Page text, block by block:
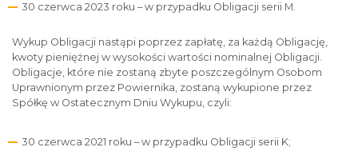
30 czerwca 2023 roku – w przypadku Obligacji serii M.
Wykup Obligacji nastąpi poprzez zapłatę, za każdą Obligację,
kwoty pieniężnej w wysokości wartości nominalnej Obligacji.
Obligacje, które nie zostaną zbyte poszczególnym Osobom
Uprawnionym przez Powiernika, zostaną wykupione przez
Spółkę w Ostatecznym Dniu Wykupu, czyli:
30 czerwca 2021 roku – w przypadku Obligacji serii K;